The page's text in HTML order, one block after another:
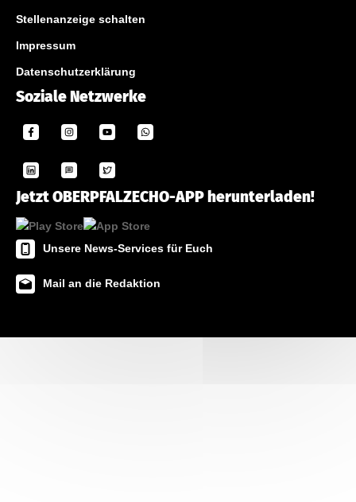
Stellenanzeige schalten
Impressum
Datenschutzerklärung
Soziale Netzwerke
Jetzt OBERPFALZECHO-APP herunterladen!
Unsere News-Services für Euch
Mail an die Redaktion